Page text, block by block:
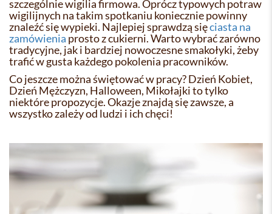
szczególnie wigilia firmowa. Oprócz typowych potraw
wigilijnych na takim spotkaniu koniecznie powinny
znaleźć się wypieki. Najlepiej sprawdzą sięciasta na
zamówienia prosto z cukierni. Warto wybrać zarówno
tradycyjne, jak i bardziej nowoczesne smakołyki, żeby
trafić w gusta każdego pokolenia pracowników.
Co jeszcze można świętować w pracy? Dzień Kobiet,
Dzień Mężczyzn, Halloween, Mikołajki to tylko
niektóre propozycje. Okazje znajdą się zawsze, a
wszystko zależy od ludzi i ich chęci!